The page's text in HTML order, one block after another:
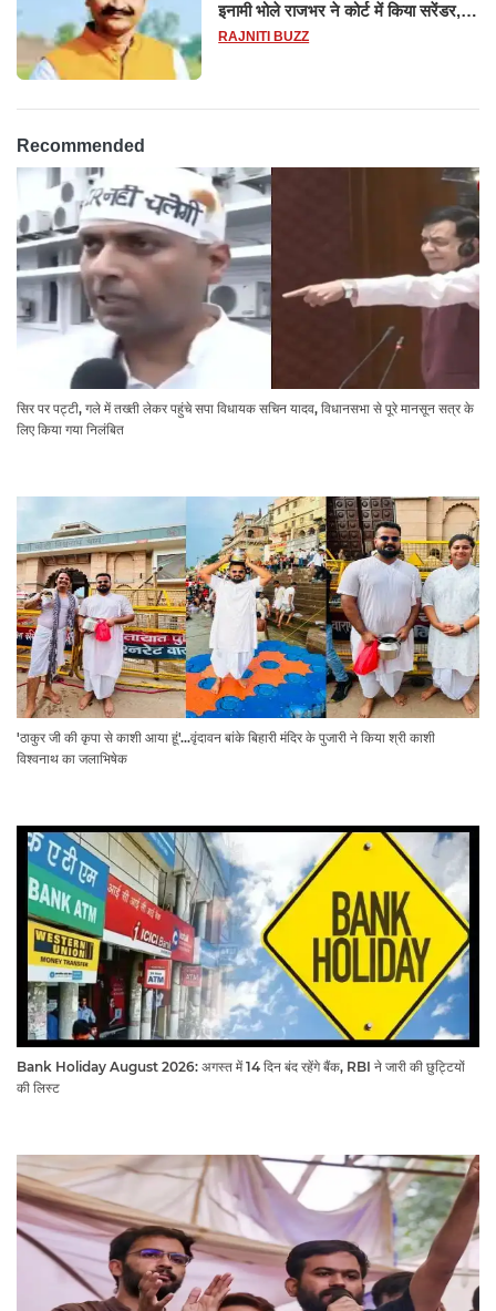
इनामी भोले राजभर ने कोर्ट में किया सरेंडर,
14 दिन के लिए भेजा गया जेल
RAJNITI BUZZ
Recommended
सिर पर पट्टी, गले में तख्ती लेकर पहुंचे सपा विधायक सचिन यादव, विधानसभा से पूरे मानसून सत्र के
लिए किया गया निलंबित
'ठाकुर जी की कृपा से काशी आया हूं'...वृंदावन बांके बिहारी मंदिर के पुजारी ने किया श्री काशी
विश्वनाथ का जलाभिषेक
Bank Holiday August 2026: अगस्त में 14 दिन बंद रहेंगे बैंक, RBI ने जारी की छुट्टियों
की लिस्ट​​​​​​​